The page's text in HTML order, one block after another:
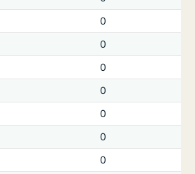
0
0
0
0
0
0
0